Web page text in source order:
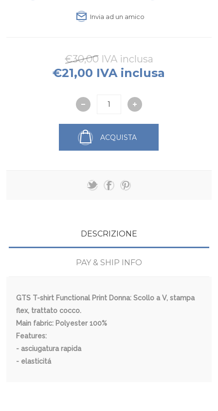
Invia ad un amico
€30,00 IVA inclusa
€21,00 IVA inclusa
ACQUISTA
DESCRIZIONE
PAY & SHIP INFO
GTS T-shirt Functional Print Donna: Scollo a V, stampa
flex, trattato cocco.
Main fabric: Polyester 100%
Features:
- asciugatura rapida
- elasticitá